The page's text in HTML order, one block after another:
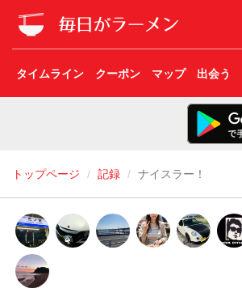
タイムライン クーポン マップ 出会う
トップページ 記録 ナイスラー！